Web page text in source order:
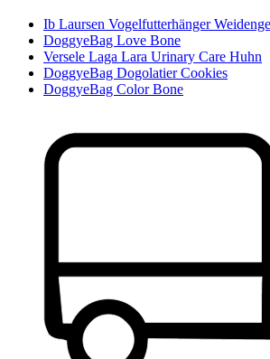
Ib Laursen Vogelfutterhänger
DoggyeBag Love Bone
Versele Laga Lara Urinary Care Huhn
DoggyeBag Dogolatier Cookies
DoggyeBag Color Bone